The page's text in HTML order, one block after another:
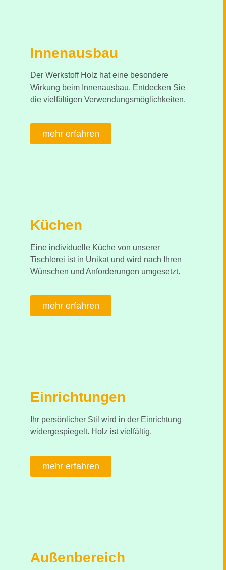
Innenausbau
Der Werkstoff Holz hat eine besondere
Wirkung beim Innenausbau. Entdecken Sie
die vielfältigen Verwendungsmöglichkeiten.
mehr erfahren
Küchen
Eine individuelle Küche von unserer
Tischlerei ist in Unikat und wird nach Ihren
Wünschen und Anforderungen umgesetzt.
mehr erfahren
Einrichtungen
Ihr persönlicher Stil wird in der Einrichtung
widergespiegelt. Holz ist vielfältig.
mehr erfahren
Außenbereich